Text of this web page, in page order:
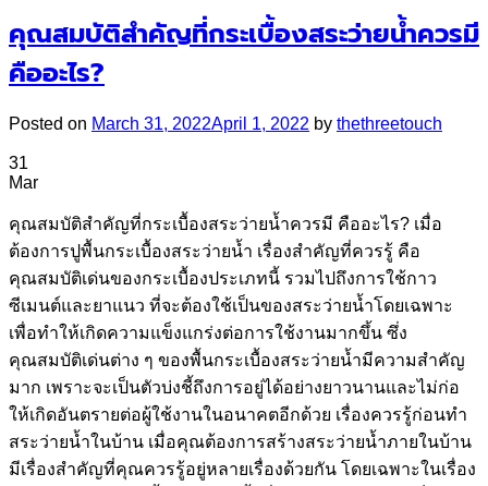
คุณสมบัติสำคัญที่กระเบื้องสระว่ายน้ำควรมี
คืออะไร?
Posted on March 31, 2022April 1, 2022 by thethreetouch
31
Mar
คุณสมบัติสำคัญที่กระเบื้องสระว่ายน้ำควรมี คืออะไร? เมื่อ
ต้องการปูพื้นกระเบื้องสระว่ายน้ำ เรื่องสำคัญที่ควรรู้ คือ
คุณสมบัติเด่นของกระเบื้องประเภทนี้ รวมไปถึงการใช้กาว
ซีเมนต์และยาแนว ที่จะต้องใช้เป็นของสระว่ายน้ำโดยเฉพาะ
เพื่อทำให้เกิดความแข็งแกร่งต่อการใช้งานมากขึ้น ซึ่ง
คุณสมบัติเด่นต่าง ๆ ของพื้นกระเบื้องสระว่ายน้ำมีความสำคัญ
มาก เพราะจะเป็นตัวบ่งชี้ถึงการอยู่ได้อย่างยาวนานและไม่ก่อ
ให้เกิดอันตรายต่อผู้ใช้งานในอนาคตอีกด้วย เรื่องควรรู้ก่อนทำ
สระว่ายน้ำในบ้าน เมื่อคุณต้องการสร้างสระว่ายน้ำภายในบ้าน
มีเรื่องสำคัญที่คุณควรรู้อยู่หลายเรื่องด้วยกัน โดยเฉพาะในเรื่อง